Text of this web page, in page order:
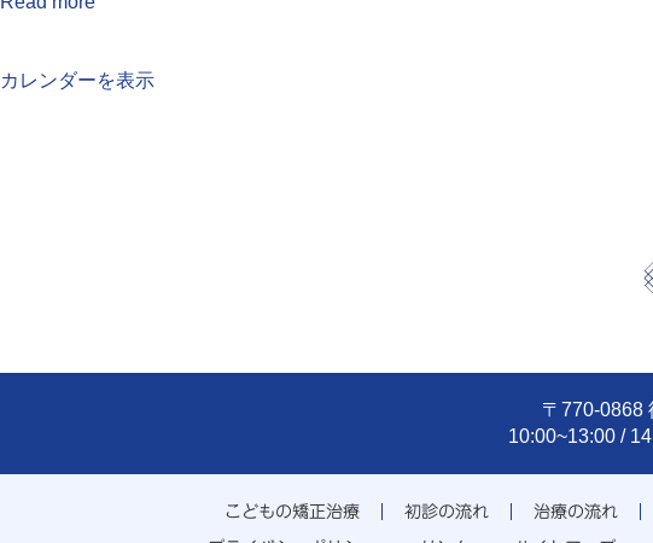
カレンダーを表示
〒770-0868
10:00~13:00 /
こどもの矯正治療 初診の流れ 治療の流れ